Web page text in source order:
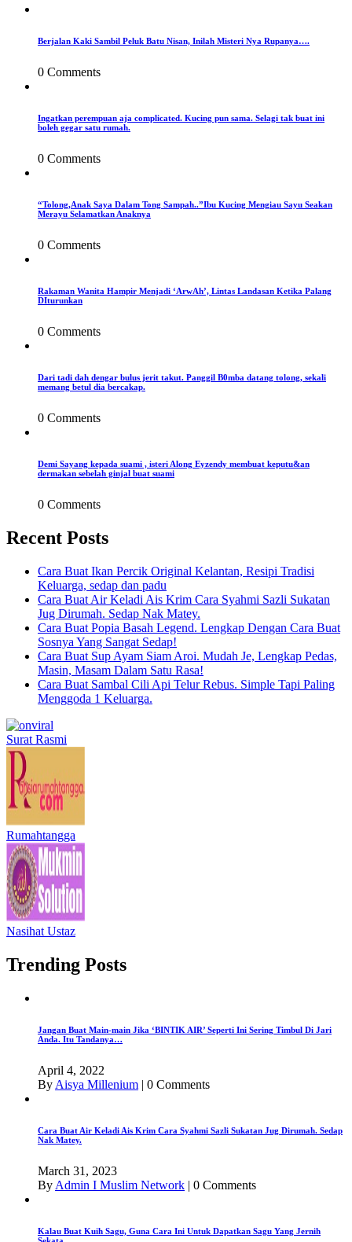
Berjalan Kaki Sambil Peluk Batu Nisan, Inilah Misteri Nya Rupanya….
0 Comments
Ingatkan perempuan aja complicated. Kucing pun sama. Selagi tak buat ini
boleh gegar satu rumah.
0 Comments
“Tolong,Anak Saya Dalam Tong Sampah..”Ibu Kucing Mengiau Sayu Seakan
Merayu Selamatkan Anaknya
0 Comments
Rakaman Wanita Hampir Menjadi ‘ArwAh’, Lintas Landasan Ketika Palang
DIturunkan
0 Comments
Dari tadi dah dengar bulus jerit takut. Panggil B0mba datang tolong, sekali
memang betul dia bercakap.
0 Comments
Demi Sayang kepada suami , isteri Along Eyzendy membuat keputu&an
dermakan sebelah ginjal buat suami
0 Comments
Recent Posts
Cara Buat Ikan Percik Original Kelantan, Resipi Tradisi
Keluarga, sedap dan padu
Cara Buat Air Keladi Ais Krim Cara Syahmi Sazli Sukatan
Jug Dirumah. Sedap Nak Matey.
Cara Buat Popia Basah Legend. Lengkap Dengan Cara Buat
Sosnya Yang Sangat Sedap!
Cara Buat Sup Ayam Siam Aroi. Mudah Je, Lengkap Pedas,
Masin, Masam Dalam Satu Rasa!
Cara Buat Sambal Cili Api Telur Rebus. Simple Tapi Paling
Menggoda 1 Keluarga.
Surat Rasmi
Rumahtangga
Nasihat Ustaz
Trending Posts
Jangan Buat Main-main Jika ‘BINTIK AIR’ Seperti Ini Sering Timbul Di Jari
Anda. Itu Tandanya…
April 4, 2022
By Aisya Millenium | 0 Comments
Cara Buat Air Keladi Ais Krim Cara Syahmi Sazli Sukatan Jug Dirumah. Sedap
Nak Matey.
March 31, 2023
By Admin I Muslim Network | 0 Comments
Kalau Buat Kuih Sagu, Guna Cara Ini Untuk Dapatkan Sagu Yang Jernih
Sekata.